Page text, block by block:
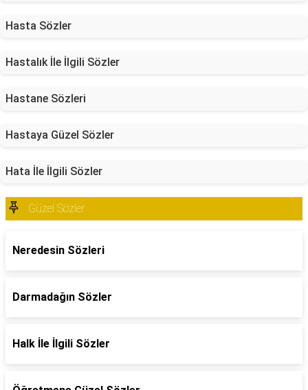
Hasta Sözler
Hastalık İle İlgili Sözler
Hastane Sözleri
Hastaya Güzel Sözler
Hata İle İlgili Sözler
Güzel Sözler
Neredesin Sözleri
Darmadağın Sözler
Halk İle İlgili Sözler